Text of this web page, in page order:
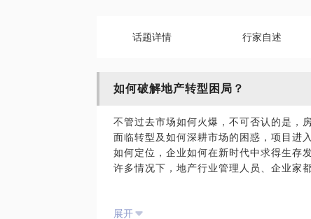
话题详情 行家自述
如何破解地产转型困局？
不管过去市场如何火爆，不可否认的是，
面临转型及如何深耕市场的困惑，项目进
如何定位，企业如何在新时代中求得生存
许多情况下，地产行业管理人员、企业家
企业发展陷入困境，项目规划及发展运营
展开